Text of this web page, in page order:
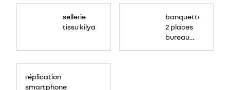
sellerie
tissu kilya
banquette
2 places
bureau
réplication
smartphone